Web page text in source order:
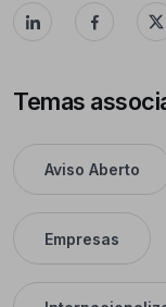
Temas
Aviso Aberto
Empresas